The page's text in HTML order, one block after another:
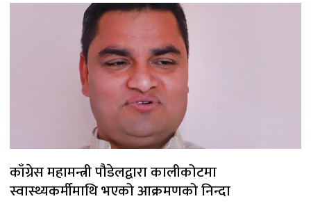
काँग्रेस महामन्त्री पौडेलद्वारा कालीकोटमा
स्वास्थ्यकर्मीमाथि भएको आक्रमणको निन्दा